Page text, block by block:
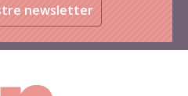
newsletter